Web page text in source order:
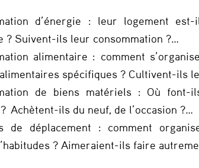
d’énergie : leur logement
? Suivent-ils leur consommation ?…
alimentaire : comment
spécifiques ? Cultivent-ils
de biens matériels : Où font-
Achètent-ils du neuf, de l’occasion ?…
de déplacement : comment
? Aimeraient-ils faire